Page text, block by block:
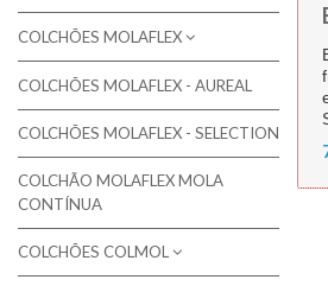
Molaflex - Mola Multielástic®
Campanha de 10% em colchões
Colchões de molas ensacadas
Colchões de Molas Bicónicas / Bonnel
Campanha de 20% em colchões
seleccionados
Campanha de 15% em colchões
COLCHÕES MOLAFLEX
Colchões Molaflex
Colchões Molaflex Fresh Cool
Colchões Molaflex Sensation
Colchões Molaflex Comfort
COLCHÕES MOLAFLEX - AUREAL
COLCHÕES MOLAFLEX - SELECTION
COLCHÃO MOLAFLEX MOLA
CONTÍNUA
COLCHÕES COLMOL